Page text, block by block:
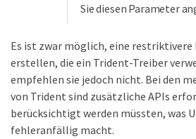
Sie diesen Parameter
Es ist zwar möglich, eine restriktivere
erstellen, die ein Trident-Treiber
empfehlen sie jedoch nicht. Bei den
von Trident sind zusätzliche APIs
berücksichtigt werden müssten, was
fehleranfällig macht.